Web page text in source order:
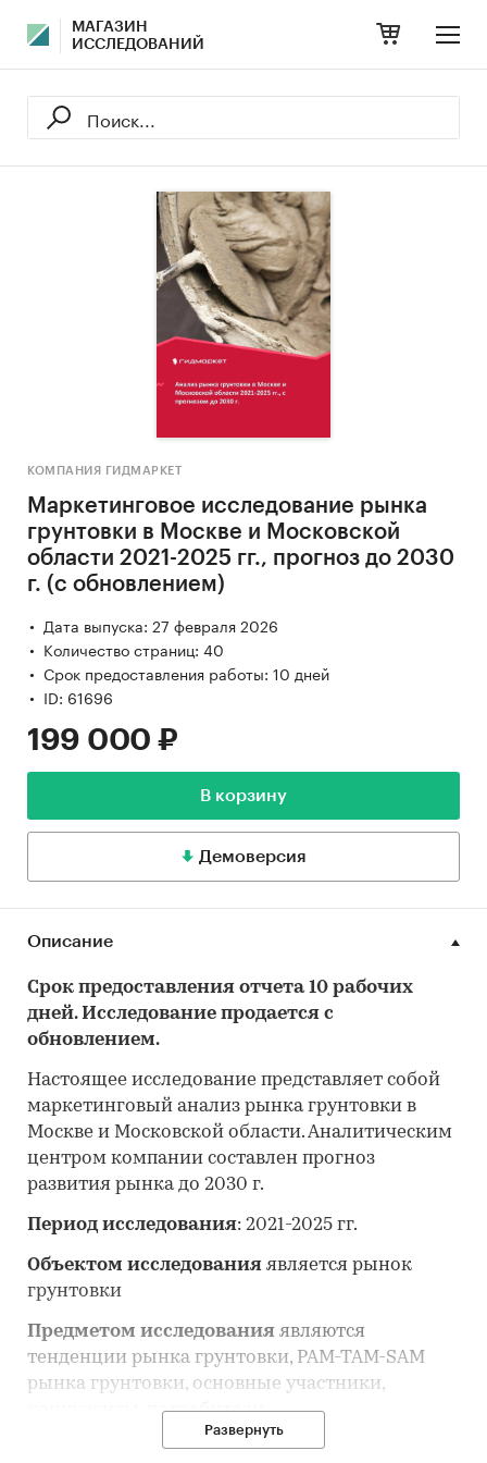
МАГАЗИН
ИССЛЕДОВАНИЙ
КОМПАНИЯ ГИДМАРКЕТ
Маркетинговое исследование рынка
грунтовки в Москве и Московской
области 2021-2025 гг., прогноз до 2030
г. (с обновлением)
Дата выпуска: 27 февраля 2026
Количество страниц: 40
Срок предоставления работы: 10 дней
ID: 61696
199 000 ₽
В корзину
Демоверсия
Описание
Срок предоставления отчета 10 рабочих
дней. Исследование продается с
обновлением.
Настоящее исследование представляет собой
маркетинговый анализ рынка грунтовки в
Москве и Московской области. Аналитическим
центром компании составлен прогноз
развития рынка до 2030 г.
Период исследования: 2021-2025 гг.
Объектом исследования является рынок
грунтовки
Предметом исследования являются
тенденции рынка грунтовки, PAM-TAM-SAM
рынка грунтовки, основные участники,
конкуренты, потребители
Анализ рынка грунтовки выполнен по рынку в
Развернуть